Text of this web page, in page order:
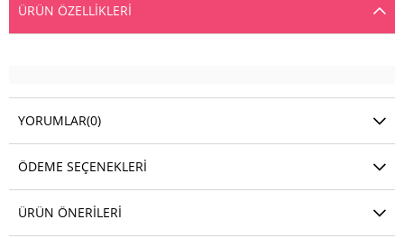
ÜRÜN ÖZELLIKLERI
YORUMLAR(0)
ÖDEME SEÇENEKLERI
ÜRÜN ÖNERILERI